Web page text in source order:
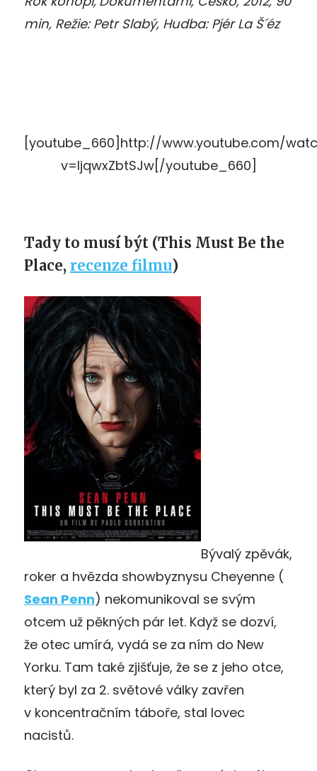
min, Režie: Petr Slabý, Hudba: Pjér La Š´éz
[youtube_660]http://www.youtube.com/
v=ljqwxZbtSJw[/youtube_660]
Tady to musí být (This Must Be the
Place, recenze filmu)
Bývalý zpěvák,
roker a hvězda showbyznysu Cheyenne (
Sean Penn) nekomunikoval se svým
otcem už pěkných pár let. Když se dozví,
že otec umírá, vydá se za ním do New
Yorku. Tam také zjišťuje, že se z jeho otce,
který byl za 2. světové války zavřen
v koncentračním táboře, stal lovec
nacistů.